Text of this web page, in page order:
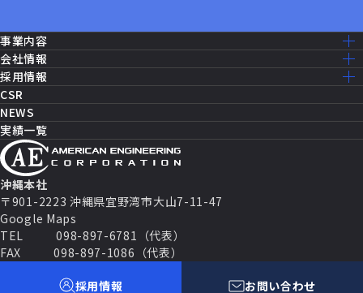
採用情報 お問い合わせ
雇用保険の届出等に関する事務
健康保険・厚生年金保険届出等に関する事務
国民年金第3号被保険者の届出等に関する事務
源泉徴収票の作成、提出等その他源泉徴収に関す
る事務
財産形成住宅貯蓄・財産形成年金貯蓄に関する申
告書、届出書及び申込書作成に関する事務
報酬、料金、契約金及び賞金の支払調書の作成・
不動産の使用料、不動産の譲受けの対価等の支払
調書の作成・提出に関する事務
上記各号に関連する事務
2.共同利用について
沖縄本社
〒901-2223 沖縄県宜野湾市大山7-11-47
Google Maps
TEL
098-897-6781（代表）
FAX
098-897-1086（代表）
事業内容
事業内容一覧
建設工事［米軍基地］
建設工事［公共事業］
機器修理・設備メンテナンス
ITソリューション
消防設備・制御
セールス・マーケティング
セキュリティシステム
パートナー契約
会社情報
ミッション・ビジョン
ごあいさつ
会社概要
沿革
アクセスマップ
グループ企業一覧
採用情報
採用情報トップ
仕事を知る
先輩社員の声
働く環境
福利厚生
数字で見るAEC
キャリアパス
よくある質問
募集要項
CSR
NEWS
実績一覧
プライバシーポリシー Cookie ポリシー